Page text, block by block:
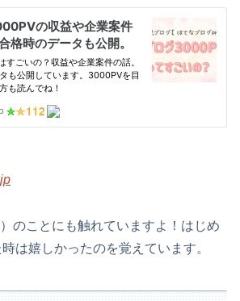
のことにも触れていますよ！はじめ
は嬉しかったのを覚えています。